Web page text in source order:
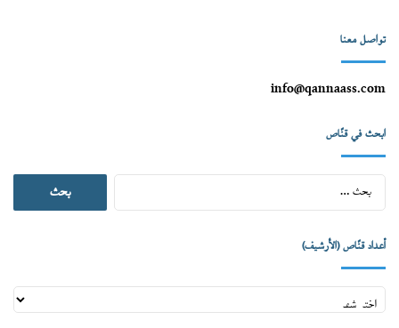
تواصل معنا
info@qannaass.com
ابحث في قنّاص
البحث
أعداد قنّاص (الأرشيف)
أعداد
قنّاص